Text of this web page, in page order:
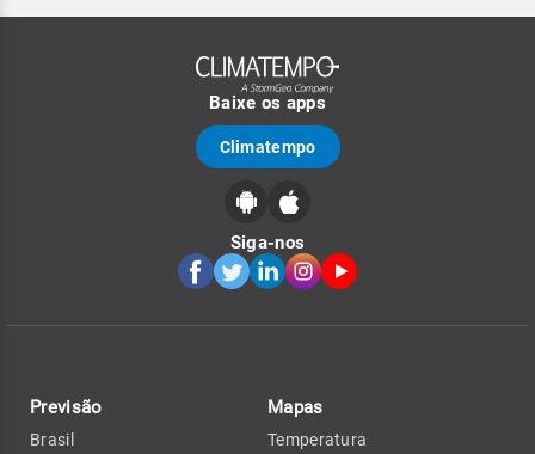
Baixe os apps
Climatempo
Siga-nos
Previsão
Brasil
Mapas
Temperatura